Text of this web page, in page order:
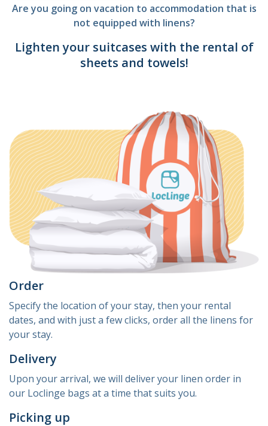
Are you going on vacation to accommodation that is
not equipped with linens?
Lighten your suitcases with the rental of
sheets and towels!
Order
Specify the location of your stay, then your rental
dates, and with just a few clicks, order all the linens for
your stay.
Delivery
Upon your arrival, we will deliver your linen order in
our Loclinge bags at a time that suits you.
Picking up